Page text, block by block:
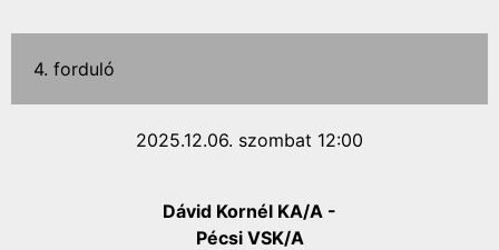
4. forduló
2025.12.06. szombat 12:00
Dávid Kornél KA/A -
Pécsi VSK/A